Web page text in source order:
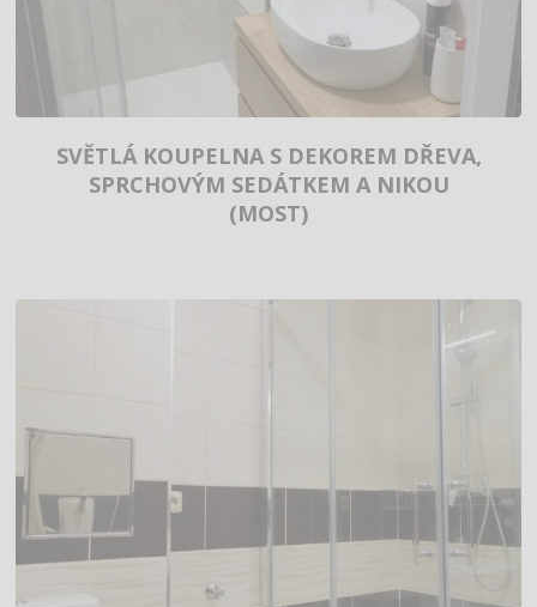
SVĚTLÁ KOUPELNA S DEKOREM DŘEVA,
SPRCHOVÝM SEDÁTKEM A NIKOU
(MOST)